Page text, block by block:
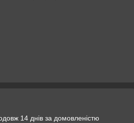
14 днів за домовленістю